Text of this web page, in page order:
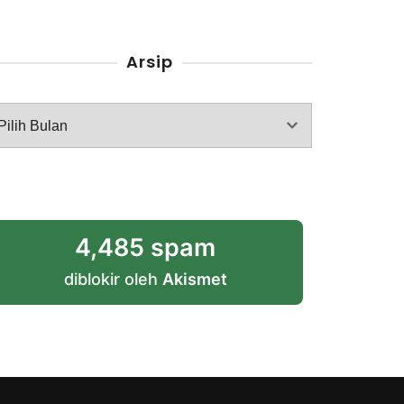
Arsip
4,485 spam
diblokir oleh Akismet